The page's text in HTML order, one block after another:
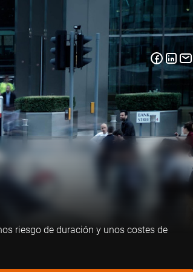
riesgo de duración y unos costes de